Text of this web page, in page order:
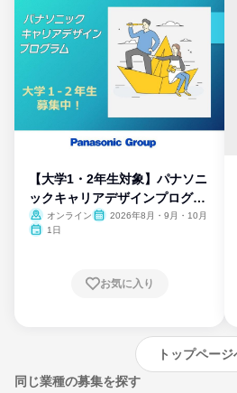
【大学1・2年生対象】パナソニ
ックキャリアデザインプログラ
ム
オンライン
2026年8月・9月・10月
1日
お気に入り
トップページ
同じ業種の募集を探す